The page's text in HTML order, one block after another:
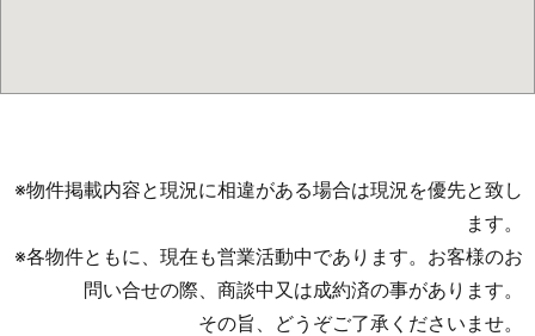
※物件掲載内容と現況に相違がある場合は現況を優先と致し
ます。
※各物件ともに、現在も営業活動中であります。お客様のお
問い合せの際、商談中又は成約済の事があります。
その旨、どうぞご了承くださいませ。